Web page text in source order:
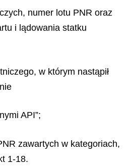
numer lotu PNR oraz
i lądowania statku
w którym nastąpił
API”;
zawartych w kategoriach,
1-18.